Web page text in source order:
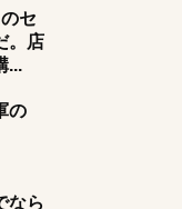
セ
。店
...
の
なら